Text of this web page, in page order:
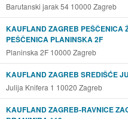
Barutanski jarak 54 10000 Zagreb
KAUFLAND ZAGREB PEŠČENICA
PEŠČENICA PLANINSKA 2F
Planinska 2F 10000 Zagreb
KAUFLAND ZAGREB SREDIŠĆE
Julija Knifera 1 10020 Zagreb
KAUFLAND ZAGREB-RAVNICE